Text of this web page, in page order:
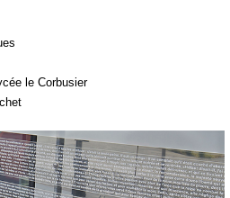
le Corbusier